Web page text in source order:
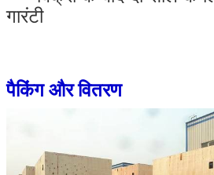
गारंटी
पैकिंग और वितरण